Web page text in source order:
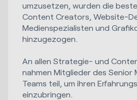
umzusetzen, wurden die
Content Creators, Website-
Medienspezialisten und
hinzugezogen.
An allen Strategie- und
nahmen Mitglieder des Senior
Teams teil, um ihren
einzubringen.